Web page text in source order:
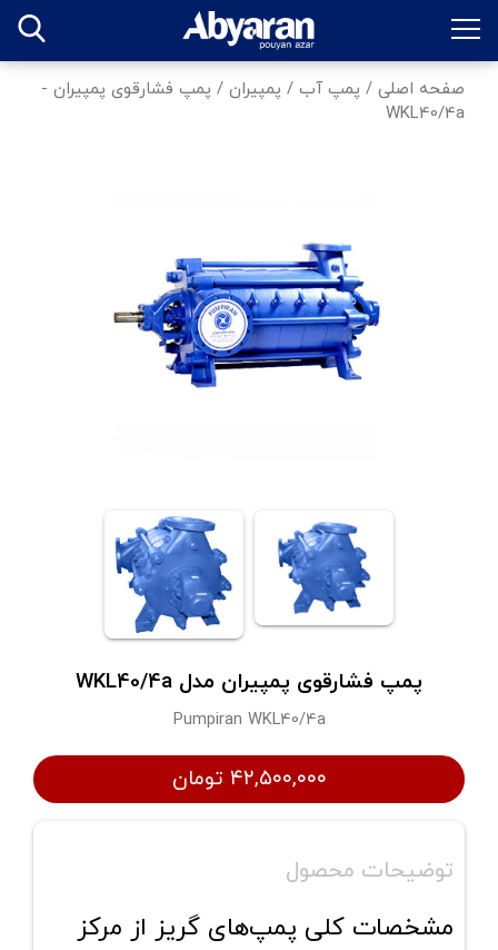
صفحه اصلی / پمپ آب / پمپیران / پمپ فشارقوی پمپیران -
WKL40/4a
پمپ فشارقوی پمپیران مدل WKL40/4a
Pumpiran WKL40/4a
۴۲,۵۰۰,۰۰۰ تومان
توضیحات محصول
مشخصات کلی پمپ‌های گریز از مرکز